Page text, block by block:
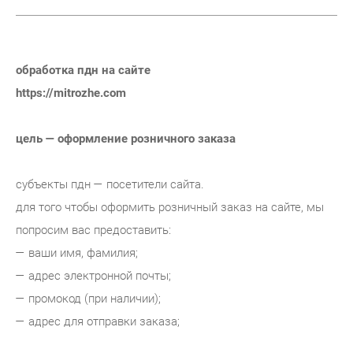
обработка пдн на сайте
https://mitrozhe.com
цель — оформление розничного заказа
субъекты пдн — посетители сайта.
для того чтобы оформить розничный заказ на сайте, мы
попросим вас предоставить:
— ваши имя, фамилия;
— адрес электронной почты;
— промокод (при наличии);
— адрес для отправки заказа;